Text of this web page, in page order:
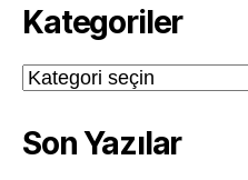
Kategoriler
Kategoriler
Son Yazılar